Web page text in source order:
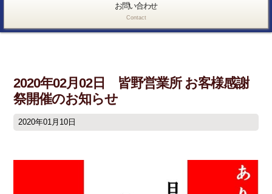
お問い合わせ
Contact
2020年02月02日 皆野営業所 お客様感謝
祭開催のお知らせ
2020年01月10日